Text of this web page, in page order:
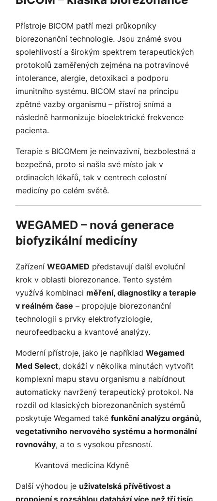
Přístroje BICOM patří mezi průkopníky
biorezonanční technologie. Jsou známé svou
spolehlivostí a širokým spektrem terapeutických
protokolů zaměřených zejména na potravinové
intolerance, alergie, detoxikaci a podporu
imunitního systému. BICOM staví na principu
zpětné vazby organismu – přístroj snímá a
následně harmonizuje bioelektrické frekvence
pacienta.
Terapie s BICOMem je neinvazivní, bezbolestná a
bezpečná, proto si našla své místo jak v
ordinacích lékařů, tak v centrech celostní
medicíny po celém světě.
WEGAMED – nová generace
biofyzikální medicíny
Zařízení WEGAMED představují další evoluční
krok v oblasti biorezonance. Tento systém
využívá kombinaci měření, diagnostiky a terapie
v reálném čase – propojuje biorezonanční
technologii s prvky elektrofyziologie,
neurofeedbacku a kvantové analýzy.
Moderní přístroje, jako je například Wegamed
Med Select, dokáží v několika minutách vytvořit
komplexní mapu stavu organismu a nabídnout
automaticky navržený terapeutický protokol. Na
rozdíl od klasických biorezonančních systémů
poskytuje Wegamed také funkční analýzu orgánů,
vegetativního nervového systému a hormonální
rovnováhy, a to s vysokou přesností.
Kvantová medicína Kdyně
Další výhodou je uživatelská přívětivost a
propojení s rozsáhlou databází více než tří tisíc